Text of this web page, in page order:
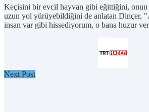
Keçisini bir evcil hayvan gibi eğittiğini, onun
uzun yol yürüyebildiğini de anlatan Dinçer,
insan var gibi hissediyorum, o bana huzur
Next Post